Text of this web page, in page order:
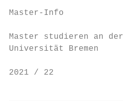
Master-Info
Master studieren an der
Universität Bremen
2021 / 22